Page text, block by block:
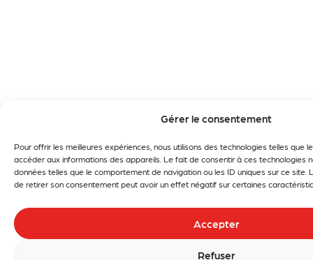
Gérer le consentement
Pour offrir les meilleures expériences, nous utilisons des technologies telles que
accéder aux informations des appareils. Le fait de consentir à ces technologies
données telles que le comportement de navigation ou les ID uniques sur ce site.
de retirer son consentement peut avoir un effet négatif sur certaines
Accepter
Refuser